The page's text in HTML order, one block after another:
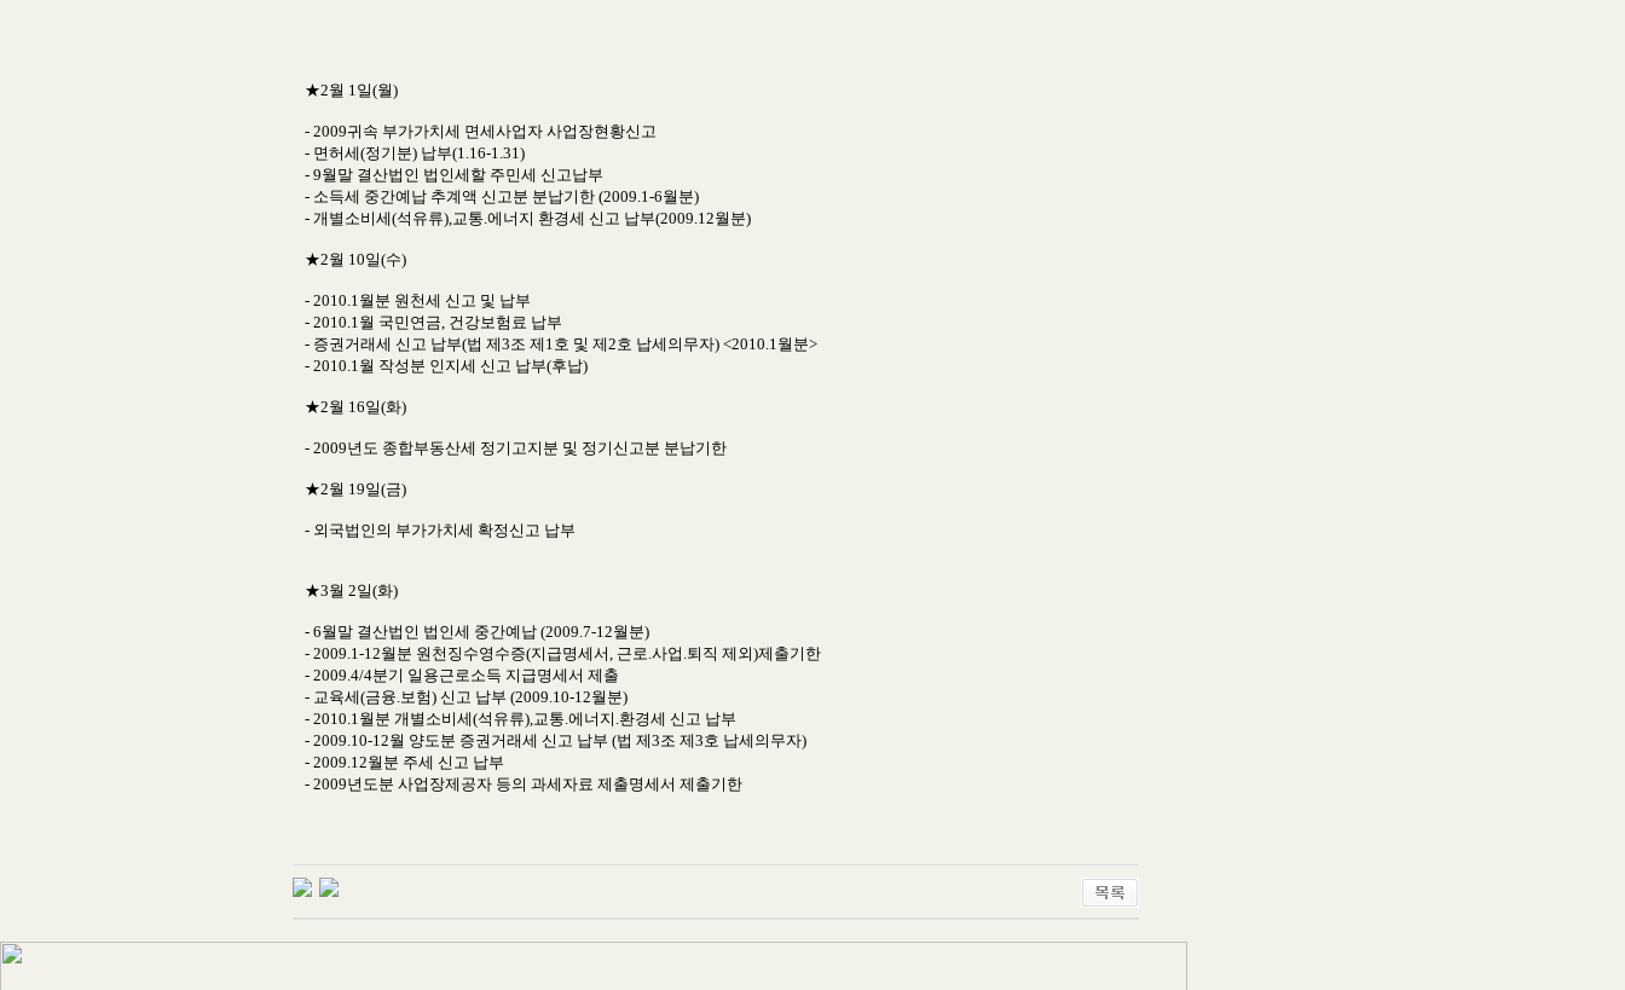
★2월 1일(월)
- 2009귀속 부가가치세 면세사업자 사업장현황신고
- 면허세(정기분) 납부(1.16-1.31)
- 9월말 결산법인 법인세할 주민세 신고납부
- 소득세 중간예납 추계액 신고분 분납기한 (2009.1-6월분)
- 개별소비세(석유류),교통.에너지 환경세 신고 납부(2009.12월분)
★2월 10일(수)
- 2010.1월분 원천세 신고 및 납부
- 2010.1월 국민연금, 건강보험료 납부
- 증권거래세 신고 납부(법 제3조 제1호 및 제2호 납세의무자) <2010.1월분>
- 2010.1월 작성분 인지세 신고 납부(후납)
★2월 16일(화)
- 2009년도 종합부동산세 정기고지분 및 정기신고분 분납기한
★2월 19일(금)
- 외국법인의 부가가치세 확정신고 납부
★3월 2일(화)
- 6월말 결산법인 법인세 중간예납 (2009.7-12월분)
- 2009.1-12월분 원천징수영수증(지급명세서, 근로.사업.퇴직 제외)제출기한
- 2009.4/4분기 일용근로소득 지급명세서 제출
- 교육세(금융.보험) 신고 납부 (2009.10-12월분)
- 2010.1월분 개별소비세(석유류),교통.에너지.환경세 신고 납부
- 2009.10-12월 양도분 증권거래세 신고 납부 (법 제3조 제3호 납세의무자)
- 2009.12월분 주세 신고 납부
- 2009년도분 사업장제공자 등의 과세자료 제출명세서 제출기한